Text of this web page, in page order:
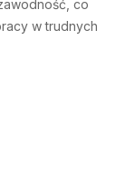
co
w trudnych